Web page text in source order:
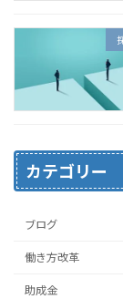
カテゴリー
ブログ
働き方改革
助成金